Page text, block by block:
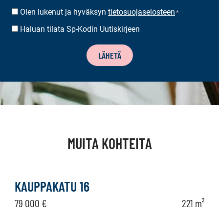
SUOSTUMUS*
Olen lukenut ja hyväksyn tietosuojaselosteen *
UUTISKIRJEEN
Haluan tilata Sp-Kodin Uutiskirjeen
LÄHETÄ
MUITA KOHTEITA
KAUPPAKATU 16
79 000 € 221 m²